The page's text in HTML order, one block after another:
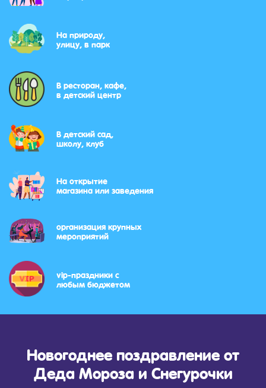
На природу,
улицу, в парк
В ресторан, кафе,
в детский центр
В детский сад,
школу, клуб
На открытие
магазина или заведения
организация крупных
мероприятий
vip-праздники с
любым бюджетом
Новогоднее поздравление от
Деда Мороза и Снегурочки